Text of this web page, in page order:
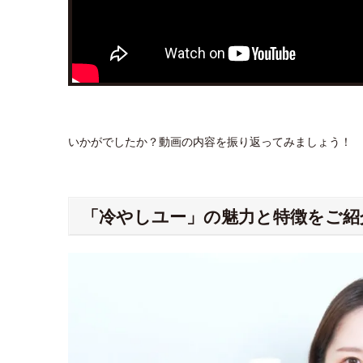
いかがでしたか？動画の内容を振り返ってみましょう！
「冷やしユー」の魅力と特徴をご